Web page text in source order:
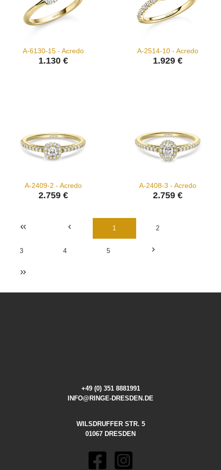
A-6130-15 - Acredo
1.130 €
A-2514-10 - Acredo
1.929 €
A-2409-2 - Acredo
2.759 €
A-2408-3 - Acredo
2.759 €
1 2
3 4 5
+49 (0) 351 8881991
INFO@RINGE-DRESDEN.DE
WILSDRUFFER STR. 5
01067 DRESDEN